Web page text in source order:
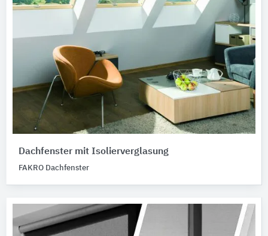
Dachfenster mit Isolierverglasung
FAKRO Dachfenster